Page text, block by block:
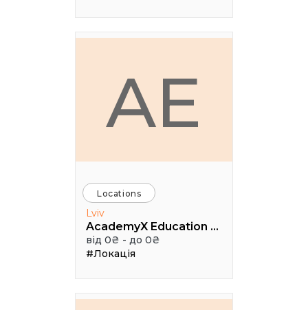
AE
Locations
Lviv
AcademyX Education Hub
від 0₴ - до 0₴
#Локація